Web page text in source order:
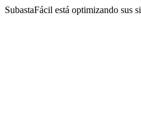
SubastaFácil está optimizando sus